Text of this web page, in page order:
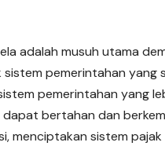
adalah musuh utama
sistem pemerintahan
pemerintahan yang
bertahan dan
menciptakan sistem